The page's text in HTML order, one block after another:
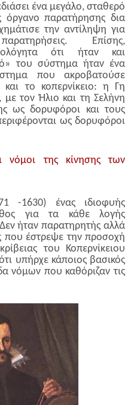
ένα μεγάλο, σταθερό
όργανο παρατήρησης δια
την αντίληψη για
Επίσης,
ότι ήταν και
του σύστημα ήταν ένα
που ακροβατούσε
το κοπερνίκειο: η Γη
με τον Ήλιο και τη Σελήνη
ως δορυφόροι και τους
ως δορυφόροι
νόμοι της κίνησης των
-1630) ένας ιδιοφυής
για τα κάθε λογής
ήταν παρατηρητής αλλά
που έστρεψε την προσοχή
του Κοπερνίκειου
υπήρχε κάποιος βασικός
νόμων που καθόριζαν τις